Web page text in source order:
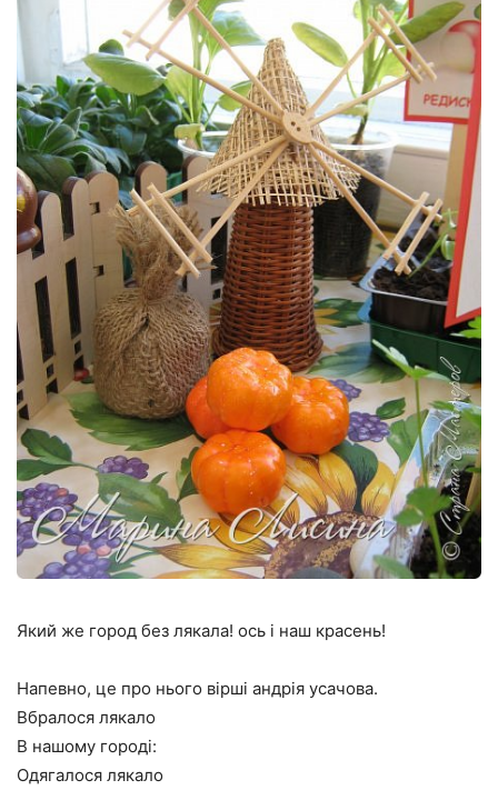
Який же город без лякала! ось і наш красень!
Напевно, це про нього вірші андрія усачова.
Вбралося лякало
В нашому городі:
Одягалося лякало